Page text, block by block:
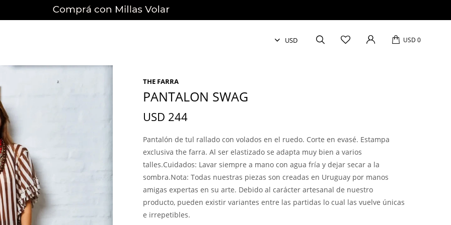
USD 0
THE FARRA
PANTALON SWAG
USD 244
Pantalón de tul rallado con volados en el ruedo. Corte en evasé. Estampa
exclusiva the farra. Al ser elastizado se adapta muy bien a varios
talles.Cuidados: Lavar siempre a mano con agua fría y dejar secar a la
sombra.Nota: Todas nuestras piezas son creadas en Uruguay por manos
amigas expertas en su arte. Debido al carácter artesanal de nuestro
producto, pueden existir variantes entre las partidas lo cual las vuelve únicas
e irrepetibles.